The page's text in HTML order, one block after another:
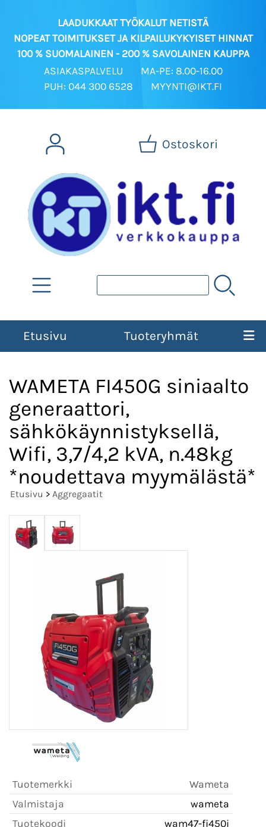
LAADUKKAAT TYÖKALUT NETISTÄ
NOPEAT TOIMITUKSET JA KILPAILUKYKYISET HINNAT
100 % SUOMALAINEN - 200 % SAVOLAINEN KAUPPA
ASIAKASPALVELU
MA-PE: 8.00-16.00
PUH: 044 300 6528
MYYNTI@IKT.FI
Ostoskori
Etusivu Tuoteryhmät
WAMETA FI450G siniaalto
generaattori,
sähkökäynnistyksellä,
Wifi, 3,7/4,2 kVA, n.48kg
*noudettava myymälästä*
Etusivu > Aggregaatit
Tuotemerkki
Wameta
Valmistaja
wameta
Tuotekoodi
wam47-fi450i